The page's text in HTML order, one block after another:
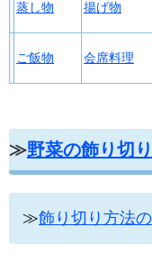
蒸し物 揚げ物
ご飯物 会席料理
≫野菜の飾り切
≫飾り切り方法